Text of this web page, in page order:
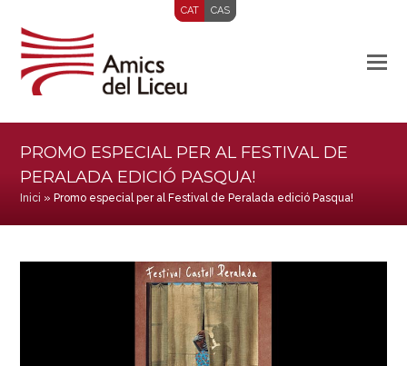
CAT CAS
PROMO ESPECIAL PER AL FESTIVAL DE
PERALADA EDICIÓ PASQUA!
Inici » Promo especial per al Festival de Peralada edició Pasqua!